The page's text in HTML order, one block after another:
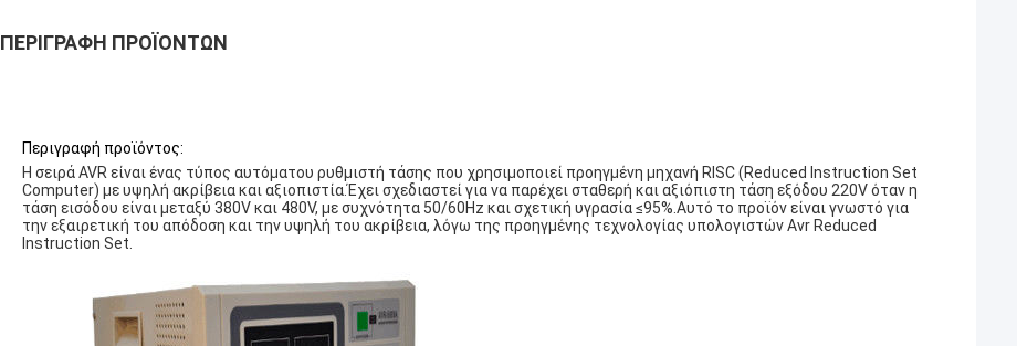
ΠΕΡΙΓΡΑΦΉ ΠΡΟΪΌΝΤΩΝ
Περιγραφή προϊόντος:
Η σειρά AVR είναι ένας τύπος αυτόματου ρυθμιστή τάσης που χρησιμοποιεί προηγμένη μηχανή RISC (Reduced Instruction Set
Computer) με υψηλή ακρίβεια και αξιοπιστία.Έχει σχεδιαστεί για να παρέχει σταθερή και αξιόπιστη τάση εξόδου 220V όταν η
τάση εισόδου είναι μεταξύ 380V και 480V, με συχνότητα 50/60Hz και σχετική υγρασία ≤95%.Αυτό το προϊόν είναι γνωστό για
την εξαιρετική του απόδοση και την υψηλή του ακρίβεια, λόγω της προηγμένης τεχνολογίας υπολογιστών Avr Reduced
Instruction Set.